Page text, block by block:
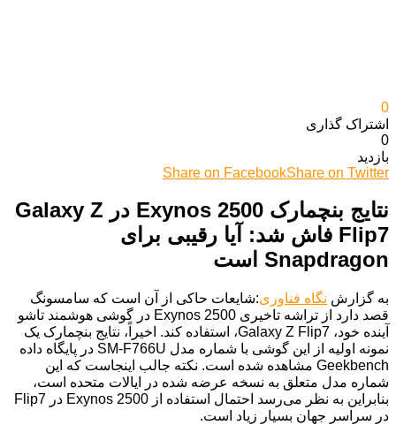
0
اشتراک گذاری‌
0
بازدید
Share on FacebookShare on Twitter
نتایج بنچمارک Exynos 2500 در Galaxy Z
Flip7 فاش شد: آیا رقیبی برای
Snapdragon است
به گزارش نگاه فناوری:شایعات حاکی از آن است که سامسونگ
قصد دارد از تراشه تاخیری Exynos 2500 در گوشی هوشمند تاشو
آینده خود، Galaxy Z Flip7، استفاده کند. اخیراً، نتایج بنچمارک یک
نمونه اولیه از این گوشی با شماره مدل SM-F766U در پایگاه داده
Geekbench مشاهده شده است. نکته جالب اینجاست که این
شماره مدل متعلق به نسخه عرضه شده در ایالات متحده است،
بنابراین به نظر می‌رسد احتمال استفاده از Exynos 2500 در Flip7
در سراسر جهان بسیار زیاد است.